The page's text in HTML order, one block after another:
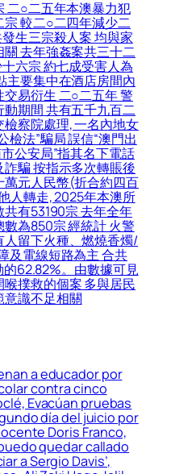
二○二五年本澳暴力犯
較二○二四年減少二
生三宗殺人案 均與家
去年強姦案共三十二
六宗 約七成受害人為
主要集中在酒店房間內
易衍生 二○二五年 警
期間 共有五千九百二
察院處理, 一名內地女
檢法”騙局 誤信“澳門出
公安局”指其名下電話
騙 按指示多次轉賬後
元人民幣(折合約四百
人轉走, 2025年本澳所
有53190宗 去年全年
為850宗 經統計 火警
人留下火種、燃燒香燭/
及電線短路為主 合共
62.82%。由數據可見
撲救的個案 多與居民
意識不足相關
a educador por
contra cinco
Evacúan pruebas
día del juicio por
Doris Franco,
quedar callado
a Sergio Davis’,